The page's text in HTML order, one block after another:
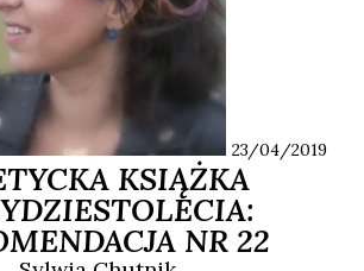
23/04/2019
KSIĄŻKA
NR 22